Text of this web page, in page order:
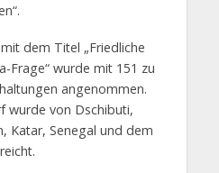
dem Titel „Friedliche
Frage“ wurde mit 151 zu
angenommen.
wurde von Dschibuti,
Katar, Senegal und dem